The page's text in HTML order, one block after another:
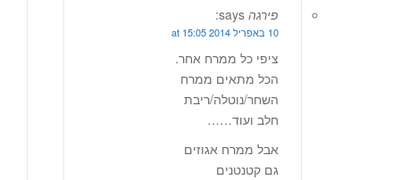
פירגה says:
10 באפריל 2014 at 15:05
ציפי כל ממרח אחר.
הכל מתאים ממרח
השחר/נוטלה/ריבת
חלב ועוד……
אבל ממרח אגוזים
גם קטנטנים